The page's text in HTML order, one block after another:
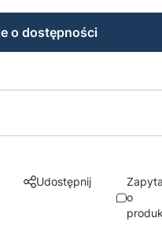
o dostępności
Udostępnij
o